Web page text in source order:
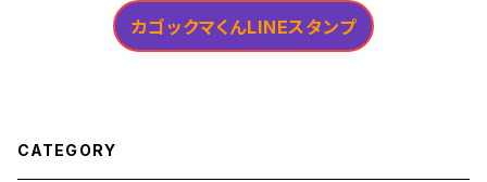
カゴックマくんLINEスタンプ
CATEGORY